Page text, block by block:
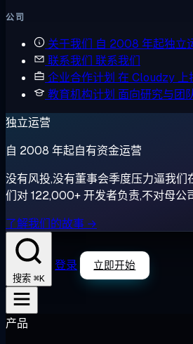
公司
关于我们 自 2008 年起独立
联系我们 联系我们
企业合作计划 在 Cloudzy 上
教育机构计划 面向研究与团
独立运营
自 2008 年起自有资金运营
没有风投,没有董事会季度压力逼我们
们对 122,000+ 开发者负责,不对母公
了解我们的故事 →
搜索 ⌘K
登录 立即开始
产品